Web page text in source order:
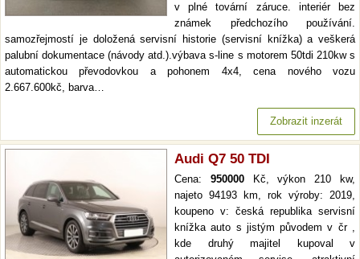
v plné tovární záruce. interiér bez
známek předchozího používání.
samozřejmostí je doložená servisní historie (servisní knížka) a veškerá
palubní dokumentace (návody atd.).výbava s-line s motorem 50tdi 210kw s
automatickou převodovkou a pohonem 4x4, cena nového vozu
2.667.600kč, barva…
Zobrazit inzerát
Audi Q7 50 TDI
Cena: 950000Kč, výkon 210 kw,
najeto 94193 km, rok výroby: 2019,
koupeno v: česká republika servisní
knížka auto s jistým původem v čr ,
kde druhý majitel kupoval v